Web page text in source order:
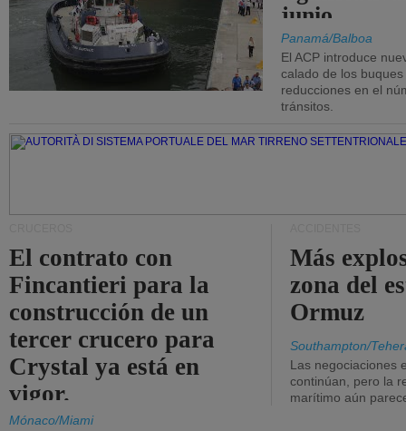
junio.
Panamá/Balboa
El ACP introduce
calado de los
reducciones en el
tránsitos.
El contrato con
Fincantieri para la
construcción de un
tercer crucero para
Crystal ya está en
vigor.
Mónaco/Miami
Más
zona del
Ormuz
Southampton/
Las negociaciones
continúan, pero la
marítimo aún